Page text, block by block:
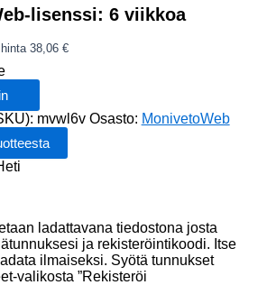
lisenssi: 6 viikkoa
38,06 €
mvwl6v Osasto: MonivetoWeb
ladattavana tiedostona josta
ja rekisteröintikoodi. Itse
ilmaiseksi. Syötä tunnukset
valikosta ”Rekisteröi